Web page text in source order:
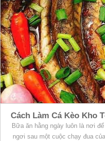
Cách Làm Cá Kèo Kho
Bữa ăn hằng ngày luôn là nơi
ngơi sau một cuộc chạy đua